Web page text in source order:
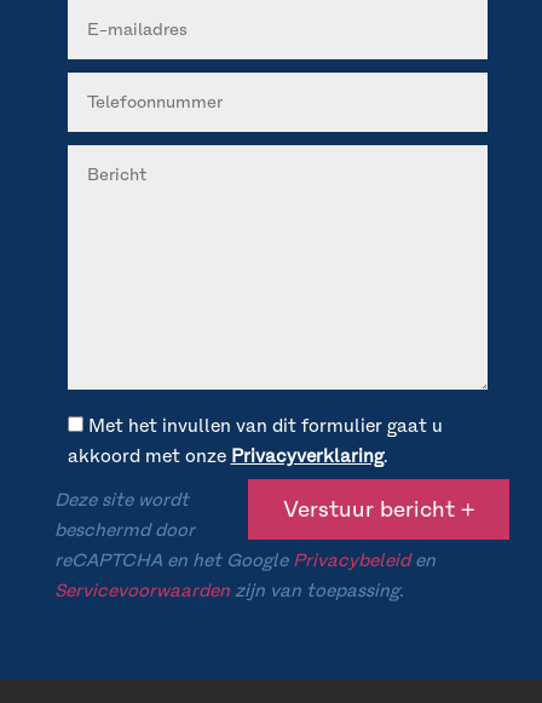
Met het invullen van dit formulier gaat u
akkoord met onze Privacyverklaring.
Deze site wordt
beschermd door
reCAPTCHA en het Google Privacybeleiden
Servicevoorwaardenzijn van toepassing.